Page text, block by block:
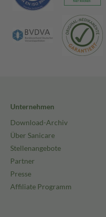
Unternehmen
Download-Archiv
Über Sanicare
Stellenangebote
Partner
Presse
Affiliate Programm